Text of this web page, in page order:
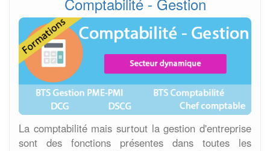
La comptabilité mais surtout la gestion d'entreprise
sont des fonctions présentes dans toutes les